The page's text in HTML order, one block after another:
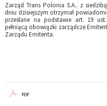
Zarząd Trans Polonia S.A.. z
dniu dzisiejszym otrzymał
przesłane na podstawie art. 19
pełniącą obowiązki zarządcze
Zarządu Emitenta.
PDF